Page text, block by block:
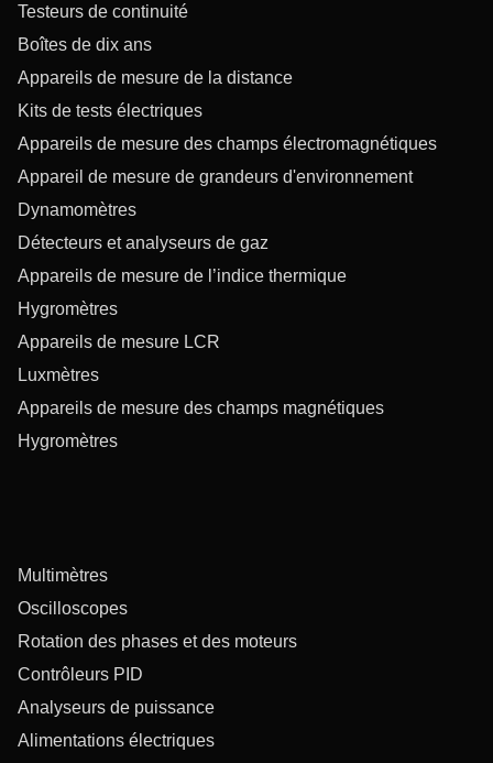
Testeurs de continuité
Boîtes de dix ans
Appareils de mesure de la distance
Kits de tests électriques
Appareils de mesure des champs électromagnétiques
Appareil de mesure de grandeurs d'environnement
Dynamomètres
Détecteurs et analyseurs de gaz
Appareils de mesure de l’indice thermique
Hygromètres
Appareils de mesure LCR
Luxmètres
Appareils de mesure des champs magnétiques
Hygromètres
Multimètres
Oscilloscopes
Rotation des phases et des moteurs
Contrôleurs PID
Analyseurs de puissance
Alimentations électriques